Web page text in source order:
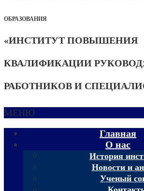
ОБРАЗОВАНИЯ
«ИНСТИТУТ ПОВЫШЕНИЯ
КВАЛИФИКАЦИИ
РАБОТНИКОВ И
МЕНЮ
Главная
О нас
История
Новости и
Ученый